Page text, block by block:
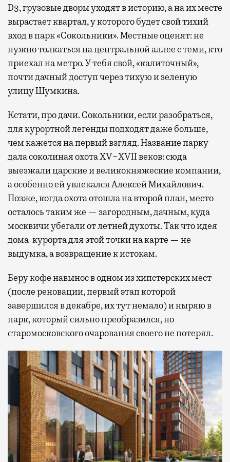
D3, грузовые дворы уходят в историю, а на их месте
вырастает квартал, у которого будет свой тихий
вход в парк «Сокольники». Местные оценят: не
нужно толкаться на центральной аллее с теми, кто
приехал на метро. У тебя свой, «калиточный»,
почти дачный доступ через тихую и зеленую
улицу Шумкина.
Кстати, про дачи. Сокольники, если разобраться,
для курортной легенды подходят даже больше,
чем кажется на первый взгляд. Название парку
дала соколиная охота XV−XVII веков: сюда
выезжали царские и великокняжеские компании,
а особенно ей увлекался Алексей Михайлович.
Позже, когда охота отошла на второй план, место
осталось таким же — загородным, дачным, куда
москвичи убегали от летней духоты. Так что идея
дома-курорта для этой точки на карте — не
выдумка, а возвращение к истокам.
Беру кофе навынос в одном из хипстерских мест
(после реновации, первый этап которой
завершился в декабре, их тут немало) и ныряю в
парк, который сильно преобразился, но
старомосковского очарования своего не потерял.